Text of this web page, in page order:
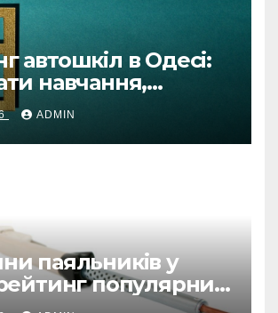
автошкіл в Одесі:
навчання,
та
онлайн
ADMIN
паяльників у
популярних